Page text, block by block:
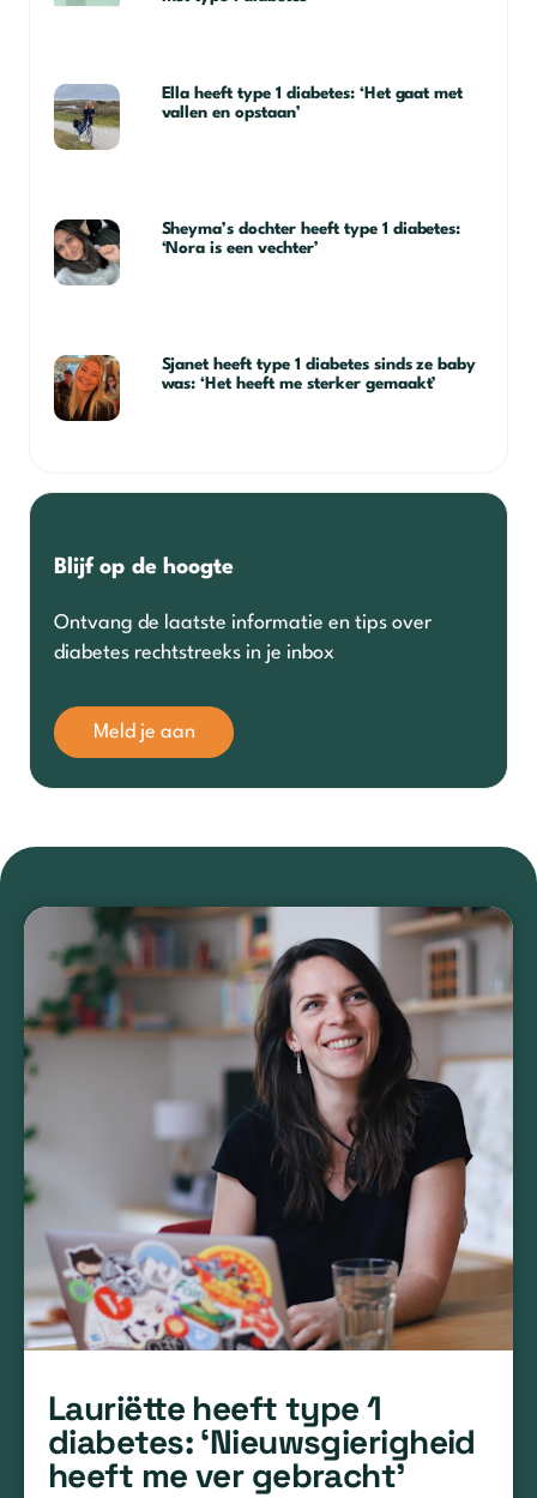
Ella heeft type 1 diabetes: ‘Het gaat met
vallen en opstaan’
Sheyma’s dochter heeft type 1 diabetes:
‘Nora is een vechter’
Sjanet heeft type 1 diabetes sinds ze baby
was: ‘Het heeft me sterker gemaakt’
Blijf op de hoogte
Ontvang de laatste informatie en tips over
diabetes rechtstreeks in je inbox
Meld je aan
Lauriëtte heeft type 1
diabetes: ‘Nieuwsgierigheid
heeft me ver gebracht’